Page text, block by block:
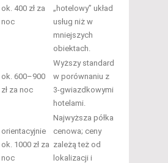
ok. 400 zł za
noc
„hotelowy” układ
usług niż w
mniejszych
obiektach.
ok. 600–900
zł za noc
Wyższy standard
w porównaniu z
3-gwiazdkowymi
hotelami.
orientacyjnie
ok. 1000 zł za
noc
Najwyższa półka
cenowa; ceny
zależą też od
lokalizacji i